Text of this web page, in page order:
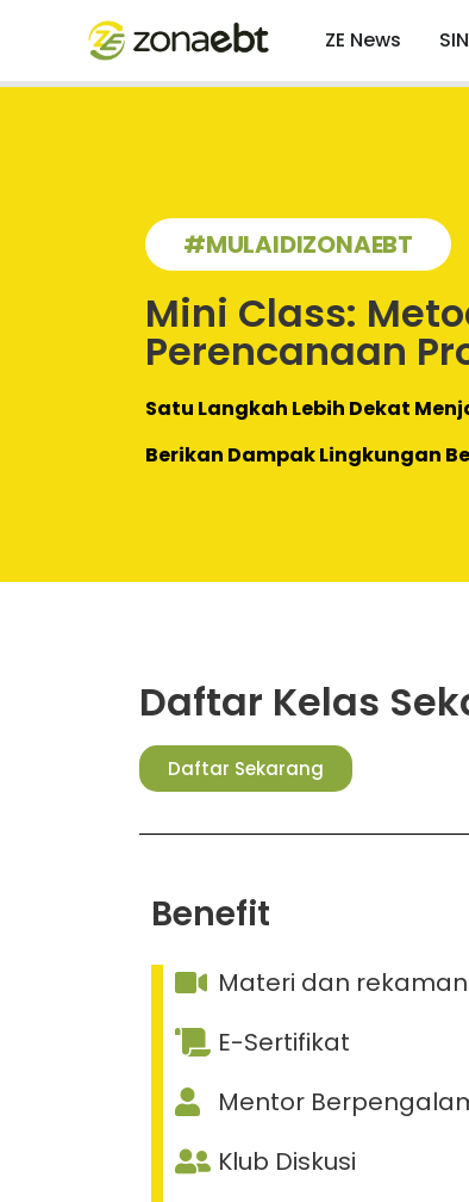
ZE News
#MULAIDIZONAEBT
Mini Class:
Perencanaan
Satu Langkah Lebih Dekat
Berikan Dampak Lingkungan
Daftar Kelas
Daftar Sekarang
Benefit
Materi dan
E-Sertifikat
Mentor
Klub Diskusi